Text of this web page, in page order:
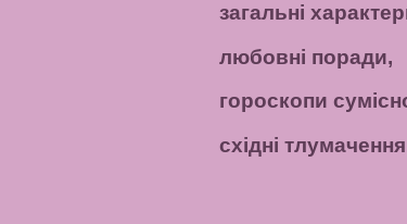
загальні
любовні поради,
гороскопи
східні